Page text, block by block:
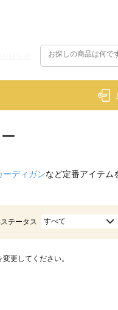
知らせ
ーディガンなど定番アイテム
テータス すべて
更してください。